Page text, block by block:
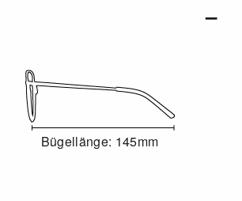
Bügellänge: 145mm